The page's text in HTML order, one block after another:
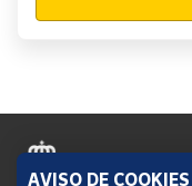
AVISO DE COOKIES